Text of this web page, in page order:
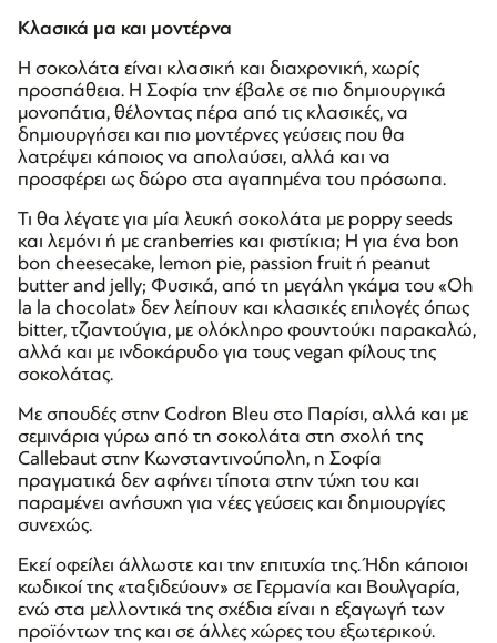
Κλασικά μα και μοντέρνα
Η σοκολάτα είναι κλασική και διαχρονική, χωρίς
προσπάθεια. Η Σοφία την έβαλε σε πιο δημιουργικά
μονοπάτια, θέλοντας πέρα από τις κλασικές, να
δημιουργήσει και πιο μοντέρνες γεύσεις που θα
λατρέψει κάποιος να απολαύσει, αλλά και να
προσφέρει ως δώρο στα αγαπημένα του πρόσωπα.
Τι θα λέγατε για μία λευκή σοκολάτα με poppy seeds
και λεμόνι ή με cranberries και φιστίκια; Η για ένα bon
bon cheesecake, lemon pie, passion fruit ή peanut
butter and jelly; Φυσικά, από τη μεγάλη γκάμα του «Oh
la la chocolat» δεν λείπουν και κλασικές επιλογές όπως
bitter, τζιαντούγια, με ολόκληρο φουντούκι παρακαλώ,
αλλά και με ινδοκάρυδο για τους vegan φίλους της
σοκολάτας.
Με σπουδές στην Codron Bleu στο Παρίσι, αλλά και με
σεμινάρια γύρω από τη σοκολάτα στη σχολή της
Callebaut στην Κωνσταντινούπολη, η Σοφία
πραγματικά δεν αφήνει τίποτα στην τύχη του και
παραμένει ανήσυχη για νέες γεύσεις και δημιουργίες
συνεχώς.
Εκεί οφείλει άλλωστε και την επιτυχία της. Ήδη κάποιοι
κωδικοί της «ταξιδεύουν» σε Γερμανία και Βουλγαρία,
ενώ στα μελλοντικά της σχέδια είναι η εξαγωγή των
προϊόντων της και σε άλλες χώρες του εξωτερικού.